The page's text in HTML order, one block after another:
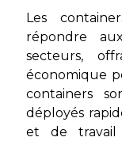
Les
répondre
secteurs,
économique
containers
déployés
et de travail